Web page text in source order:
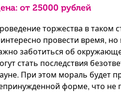
от 25000 рублей
торжества в таком
провести время,
заботиться об
стать последствия
При этом мораль будет
форме, что не